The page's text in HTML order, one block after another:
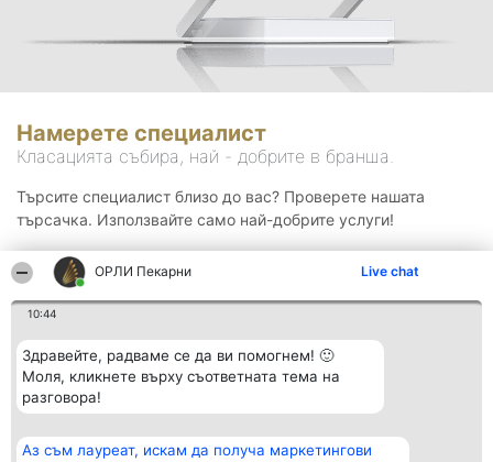
ОРЛИ Пекарни Live chat
10:44
Здравейте, радваме се да ви помогнем! 🙂
Моля, кликнете върху съответната тема на
разговора!
Аз съм лауреат, искам да получа маркетингови
Намерете специалист
Класацията събира, най - добрите в бранша.
Търсите специалист близо до вас? Проверете нашата
търсачка. Използвайте само най-добрите услуги!
Организатор на
Класация Контакти